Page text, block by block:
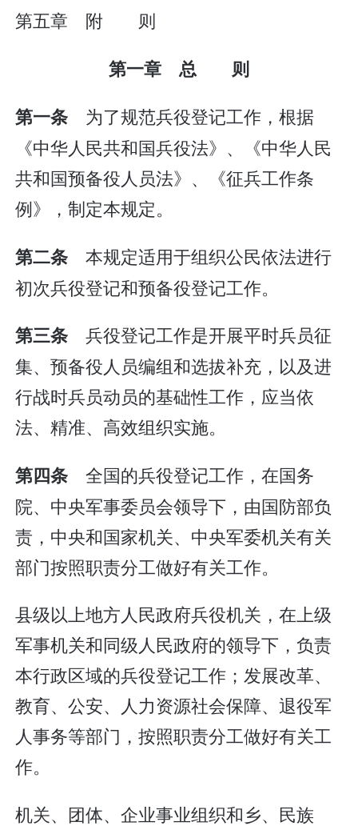
第五章 附 则
第一章 总 则
第一条 为了规范兵役登记工作，根据
《中华人民共和国兵役法》、《中华人民
共和国预备役人员法》、《征兵工作条
例》，制定本规定。
第二条本规定适用于组织公民依法进行
初次兵役登记和预备役登记工作。
第三条兵役登记工作是开展平时兵员征
集、预备役人员编组和选拔补充，以及进
行战时兵员动员的基础性工作，应当依
法、精准、高效组织实施。
第四条全国的兵役登记工作，在国务
院、中央军事委员会领导下，由国防部负
责，中央和国家机关、中央军委机关有关
部门按照职责分工做好有关工作。
县级以上地方人民政府兵役机关，在上级
军事机关和同级人民政府的领导下，负责
本行政区域的兵役登记工作；发展改革、
教育、公安、人力资源社会保障、退役军
人事务等部门，按照职责分工做好有关工
作。
机关、团体、企业事业组织和乡、民族